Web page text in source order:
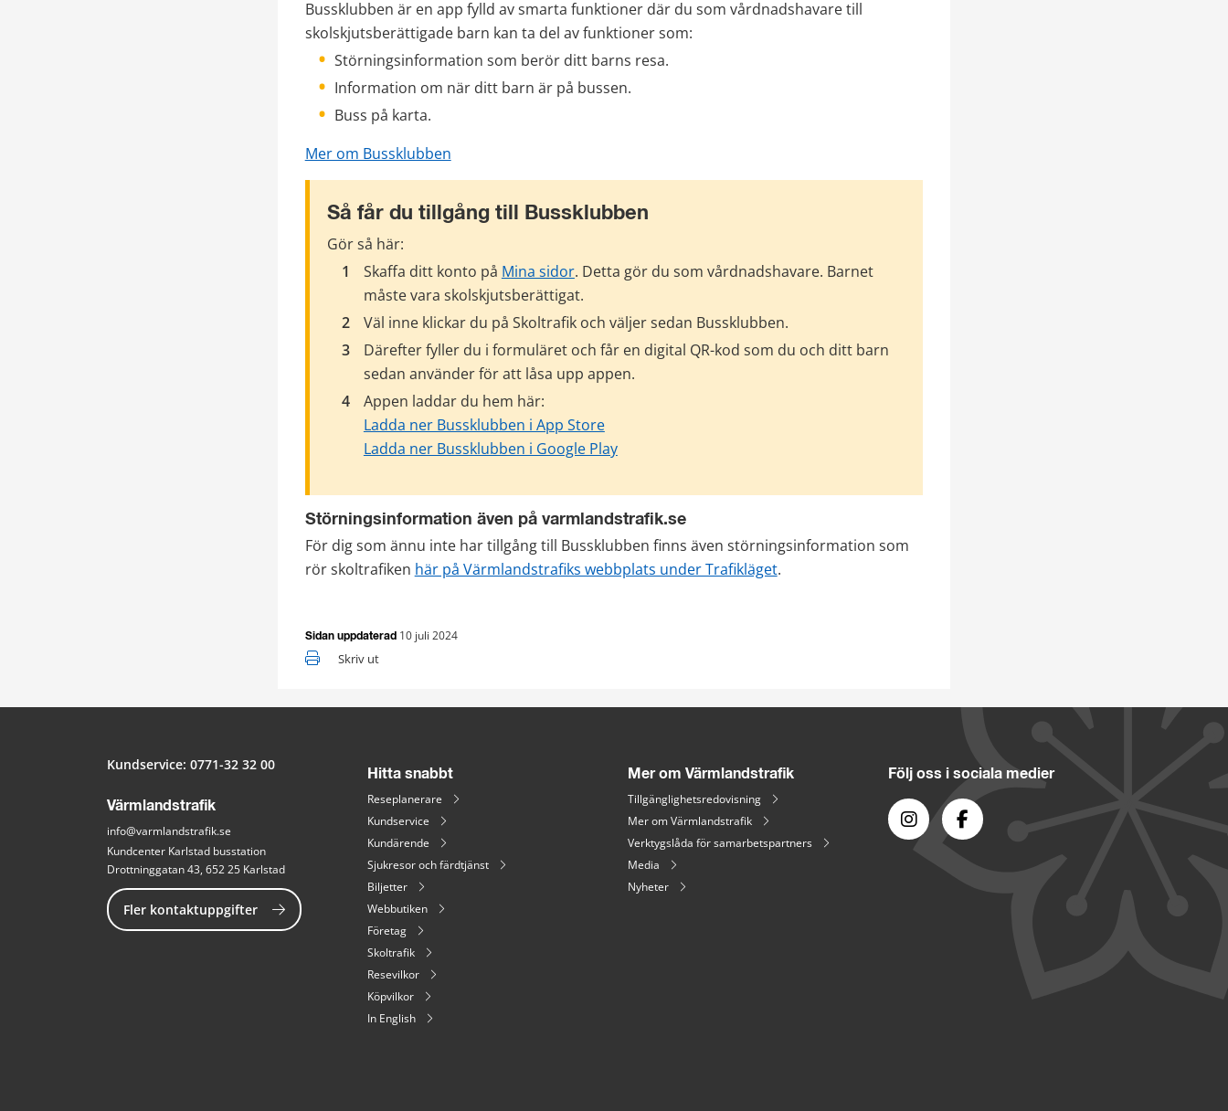
Bussklubben är en app fylld av smarta funktioner där du som vårdnadshavare till
skolskjutsberättigade barn kan ta del av funktioner som:
Störningsinformation som berör ditt barns resa.
Information om när ditt barn är på bussen.
Buss på karta.
Mer om Bussklubben
Så får du tillgång till Bussklubben
Gör så här:
Skaffa ditt konto på Mina sidor. Detta gör du som vårdnadshavare. Barnet
måste vara skolskjutsberättigat.
Väl inne klickar du på Skoltrafik och väljer sedan Bussklubben.
Därefter fyller du i formuläret och får en digital QR-kod som du och ditt barn
sedan använder för att låsa upp appen.
Appen laddar du hem här:
Ladda ner Bussklubben i App Store
Ladda ner Bussklubben i Google Play
Störningsinformation även på varmlandstrafik.se
För dig som ännu inte har tillgång till Bussklubben finns även störningsinformation som
rör skoltrafiken här på Värmlandstrafiks webbplats under Trafikläget.
Sidan uppdaterad 10 juli 2024
Skriv ut
Kundservice: 0771-32 32 00
Värmlandstrafik
info@varmlandstrafik.se
Kundcenter Karlstad busstation
Drottninggatan 43, 652 25 Karlstad
Fler kontaktuppgifter
Hitta snabbt
Reseplanerare
Kundservice
Kundärende
Sjukresor och färdtjänst
Biljetter
Webbutiken
Företag
Skoltrafik
Resevilkor
Köpvilkor
In English
Mer om Värmlandstrafik
Tillgänglighetsredovisning
Mer om Värmlandstrafik
Verktygslåda för samarbetspartners
Media
Nyheter
Följ oss i sociala medier